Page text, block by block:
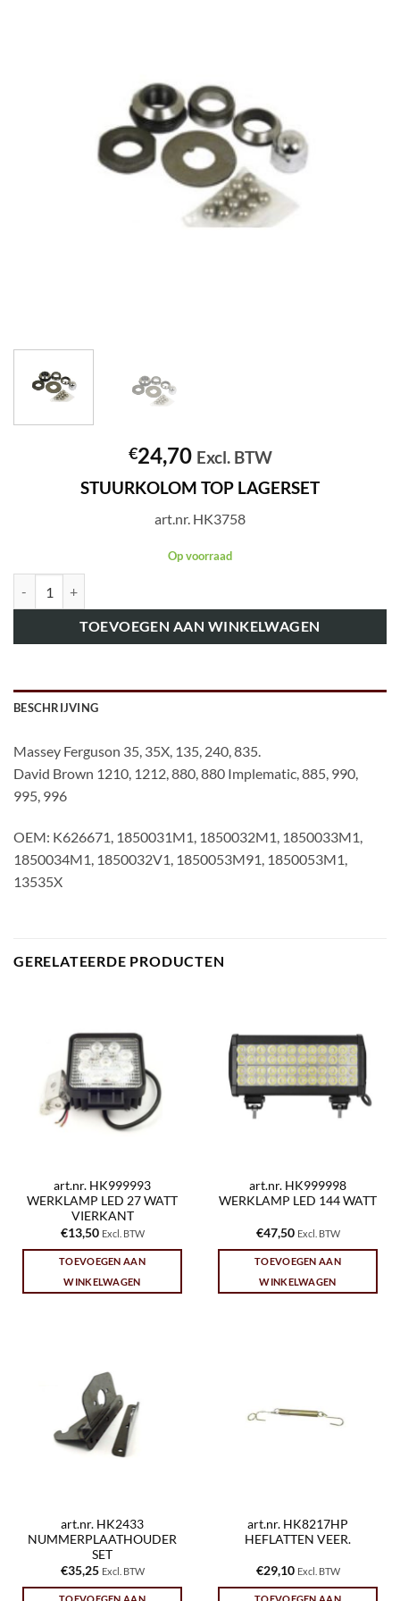
€24,70 Excl. BTW
STUURKOLOM TOP LAGERSET
art.nr. HK3758
Op voorraad
TOEVOEGEN AAN WINKELWAGEN
BESCHRIJVING
Massey Ferguson 35, 35X, 135, 240, 835.
David Brown 1210, 1212, 880, 880 Implematic, 885, 990,
995, 996
OEM: K626671, 1850031M1, 1850032M1, 1850033M1,
1850034M1, 1850032V1, 1850053M91, 1850053M1,
13535X
GERELATEERDE PRODUCTEN
art.nr. HK999993
WERKLAMP LED 27 WATT
VIERKANT
€13,50 Excl. BTW
TOEVOEGEN AAN
WINKELWAGEN
art.nr. HK999998
WERKLAMP LED 144 WATT
€47,50 Excl. BTW
TOEVOEGEN AAN
WINKELWAGEN
art.nr. HK2433
NUMMERPLAATHOUDER
SET
€35,25 Excl. BTW
art.nr. HK8217HP
HEFLATTEN VEER.
€29,10 Excl. BTW